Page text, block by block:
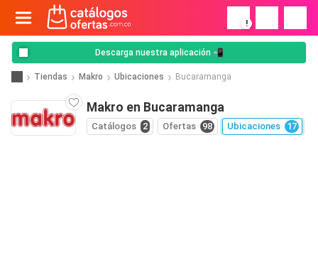
!
Descarga nuestra aplicación 📲
Tiendas Makro Ubicaciones Bucaramanga
Makro en Bucaramanga
Catálogos 2 Ofertas 98 Ubicaciones 17